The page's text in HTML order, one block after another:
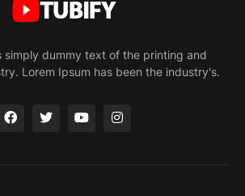
simply dummy text of the printing and
Lorem Ipsum has been the industry's.